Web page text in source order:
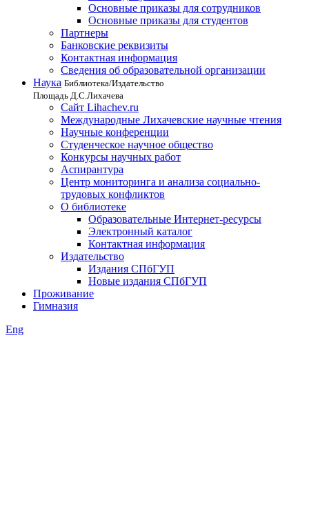
Основные приказы для сотрудников
Основные приказы для студентов
Партнеры
Банковские реквизиты
Контактная информация
Сведения об образовательной организации
Наука Библиотека/Издательство
Площадь Д.С.Лихачева
Сайт Lihachev.ru
Международные Лихачевские научные чтения
Научные конференции
Студенческое научное общество
Конкурсы научных работ
Аспирантура
Центр мониторинга и анализа социально-
трудовых конфликтов
О библиотеке
Образовательные Интернет-ресурсы
Электронный каталог
Контактная информация
Издательство
Издания СПбГУП
Новые издания СПбГУП
Проживание
Гимназия
Eng